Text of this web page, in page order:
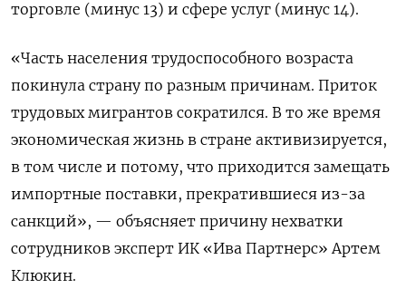
торговле (минус 13) и сфере услуг (минус 14).
«Часть населения трудоспособного возраста
покинула страну по разным причинам. Приток
трудовых мигрантов сократился. В то же время
экономическая жизнь в стране активизируется,
в том числе и потому, что приходится замещать
импортные поставки, прекратившиеся из-за
санкций», — объясняет причину нехватки
сотрудников эксперт ИК «Ива Партнерс» Артем
Клюкин.